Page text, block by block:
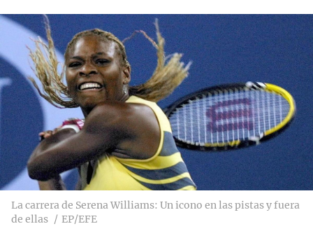
La carrera de Serena Williams: Un icono en las pistas y fuera
de ellas
EP/EFE